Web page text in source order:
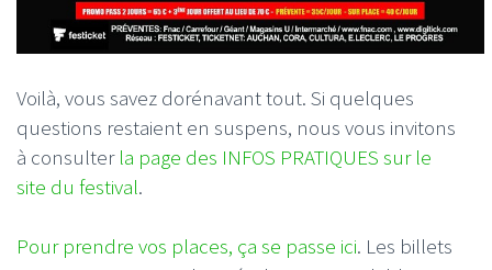
Voilà, vous savez dorénavant tout. Si quelques
questions restaient en suspens, nous vous invitons
à consulter la page des INFOS PRATIQUES sur le
site du festival.
Pour prendre vos places, ça se passe ici. Les billets